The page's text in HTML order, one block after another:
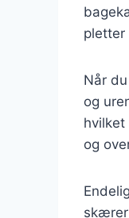
pletter
Når
og
og